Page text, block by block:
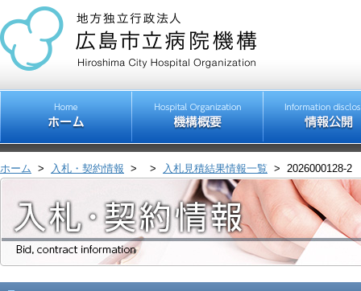
ホーム > 入札・契約情報 > > 入札見積結果情報一覧 > 2026000128-2